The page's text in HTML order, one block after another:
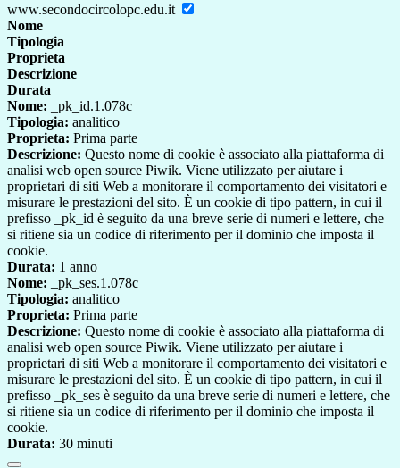
www.secondocircolopc.edu.it
Nome
Tipologia
Proprieta
Descrizione
Durata
Nome: _pk_id.1.078c
Tipologia: analitico
Proprieta: Prima parte
Descrizione: Questo nome di cookie è associato alla piattaforma di
analisi web open source Piwik. Viene utilizzato per aiutare i
proprietari di siti Web a monitorare il comportamento dei visitatori e
misurare le prestazioni del sito. È un cookie di tipo pattern, in cui il
prefisso _pk_id è seguito da una breve serie di numeri e lettere, che
si ritiene sia un codice di riferimento per il dominio che imposta il
cookie.
Durata: 1 anno
Nome: _pk_ses.1.078c
Tipologia: analitico
Proprieta: Prima parte
Descrizione: Questo nome di cookie è associato alla piattaforma di
analisi web open source Piwik. Viene utilizzato per aiutare i
proprietari di siti Web a monitorare il comportamento dei visitatori e
misurare le prestazioni del sito. È un cookie di tipo pattern, in cui il
prefisso _pk_ses è seguito da una breve serie di numeri e lettere, che
si ritiene sia un codice di riferimento per il dominio che imposta il
cookie.
Durata: 30 minuti